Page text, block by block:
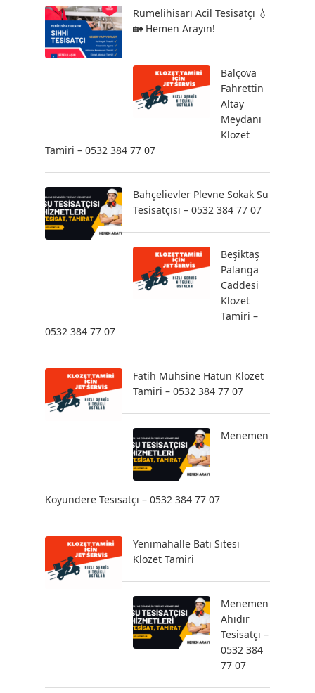
Rumelihisarı Acil Tesisatçı 💧
🏡 Hemen Arayın!
Balçova
Fahrettin
Altay
Meydanı
Klozet
Tamiri – 0532 384 77 07
Bahçelievler Plevne Sokak Su
Tesisatçısı – 0532 384 77 07
Beşiktaş
Palanga
Caddesi
Klozet
Tamiri –
0532 384 77 07
Fatih Muhsine Hatun Klozet
Tamiri – 0532 384 77 07
Menemen
Koyundere Tesisatçı – 0532 384 77 07
Yenimahalle Batı Sitesi
Klozet Tamiri
Menemen
Ahıdır
Tesisatçı –
0532 384
77 07